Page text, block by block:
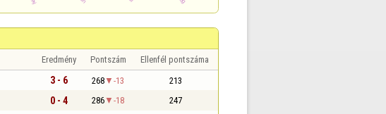
Eredmény Pontszám Ellenfél pontszáma
3 - 6 268 -13 213
0 - 4 286 -18 247